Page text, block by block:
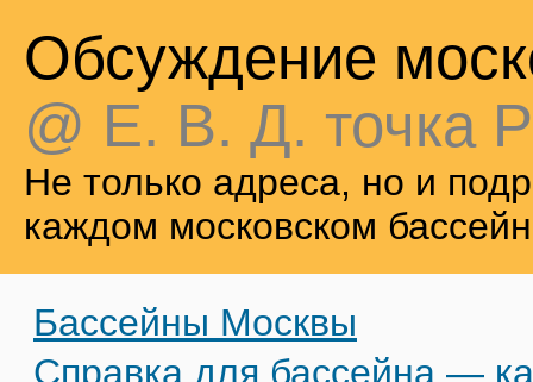
Обсуждение
@ Е. В. Д. точка
Не только адреса, но и
каждом московском
Бассейны Москвы
Справка для бассейна —